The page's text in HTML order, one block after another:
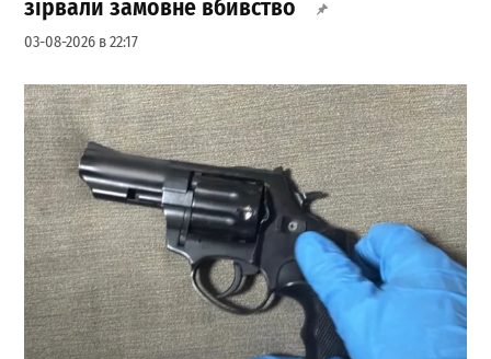
зірвали замовне вбивство
03-08-2026 в 22:17